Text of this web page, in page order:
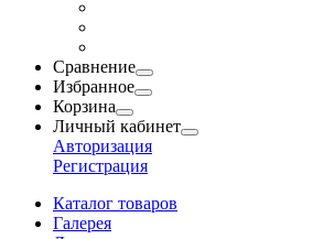
Сравнение
Избранное
Корзина
Личный кабинет
Авторизация
Регистрация
Каталог товаров
Галерея